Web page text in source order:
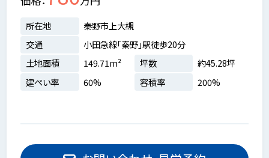
所在地
秦野市上大槻
交通
小田急線「秦野」駅徒歩20分
土地面積
149.71m² 坪数
約45.28坪
建ぺい率
60% 容積率 200%